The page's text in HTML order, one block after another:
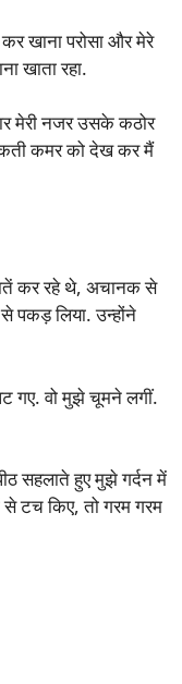
खाना परोसा और मेरे
खाता रहा.
मेरी नजर उसके कठोर
कमर को देख कर मैं
कर रहे थे, अचानक से
पकड़ लिया. उन्होंने
गए. वो मुझे चूमने लगीं.
सहलाते हुए मुझे गर्दन में
टच किए, तो गरम गरम